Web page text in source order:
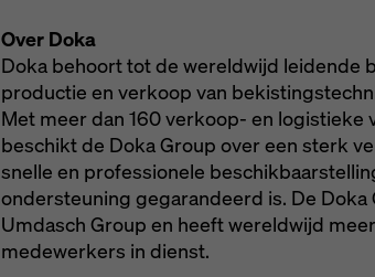
Over Doka
Doka behoort tot de wereldwijd leidende
productie en verkoop van
Met meer dan 160 verkoop- en logistieke
beschikt de Doka Group over een sterk
snelle en professionele
ondersteuning gegarandeerd is. De Doka
Umdasch Group en heeft wereldwijd
medewerkers in dienst.